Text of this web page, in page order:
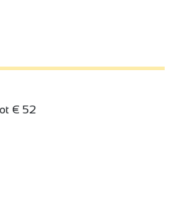
in de schijnwerpers blijven
€ 52